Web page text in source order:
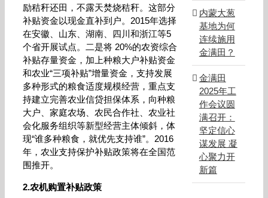
励秸秆还田，不露天焚烧秸秆。这部分
补贴资金以现金直补到户。2015年选择
在安徽、山东、湖南、四川和浙江等5
个省开展试点。二是将 20%的农资综合
补贴存量资金，加上种粮大户补贴资金
和农业“三项补贴”增量资金，支持发展
多种形式的粮食适度规模经营，重点支
持建立完善农业信贷担保体系，向种粮
大户、家庭农场、农民合作社、农业社
会化服务组织等新型经营主体倾斜，体
现“谁多种粮食，就优先支持谁”。2016
年，农业支持保护补贴政策将在全国范
围推开。
2.农机购置补贴政策
内蒙大葱
基地为何
连续施用
金满田？
金满田
2025年工
作会议圆
满召开：
坚定信心
谋发展 凝
心聚力开
新篇